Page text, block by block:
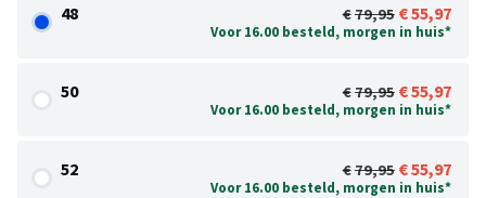
48 79,95 55,97
Voor 16.00 besteld, morgen in huis*
50 79,95 55,97
Voor 16.00 besteld, morgen in huis*
52 79,95 55,97
Voor 16.00 besteld, morgen in huis*